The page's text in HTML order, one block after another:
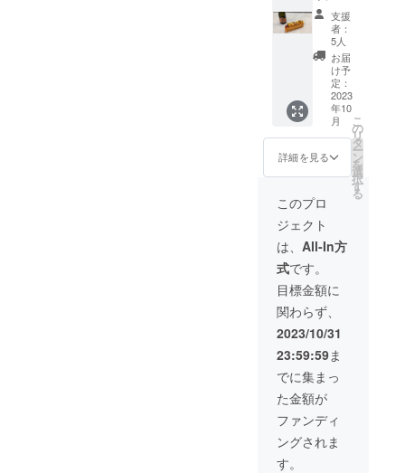
乳期の
方、及
び車を
運転さ
れる方
はご注
意、ご
遠慮く
ださい
（国内
製造）
ター、
砂糖、
ドライ
フルー
ツ、酒
粕、全
卵、日
本酒、
カ
シュー
ナッ
ツ、
アーモ
ンド、
アプリ
コット
ジャ
ム、ト
じられ
るよう
になっ
ていま
す。 サ
イズ：
長さ
22cm×
高さ
7.5cm×
幅
3.5cm
保存方
射日
光・高
を避け､
25℃以
下で保
存して
くださ
い。 賞
味期
限：冷
蔵で解
凍後5日
間 ※ア
ルコー
ルに弱
め、調
整に苦
戦した
商品で
す。 濃
厚なお
茶の香
りの後
に爽や
かさも
感じら
も施策
返し完
成させ
た。玉
緑茶は
嬉野な
どごく
限られ
でしか
栽培さ
れてい
ないも
ので、
高級旅
館やク
ような
食感に
仕上げ
まし
た。ま
た桜島
子みか
んのク
ラフト
ジンを
加え、
と香ば
しさの
後に、
柑橘系
のフ
ルー
ティー
な香り
を感じ
ること
が出来
ます。
また、
全体を
薄い
チョコ
レート
でコー
リーヌ
の4本
セット
です。
※送料込
みの価
格で
す。
支援
者：
5人
お届
け予
定：
2023
年10
月
詳細を見る
こ
の
リ
タ
ー
ン
を
選
択
す
る
このプロ
ジェクト
は、 All-In方
式です。
目標金額に
関わらず、
2023/10/31
23:59:59ま
でに集まっ
た金額が
ファンディ
ングされま
す。